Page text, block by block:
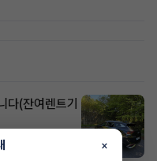
다(잔여렌트기
×